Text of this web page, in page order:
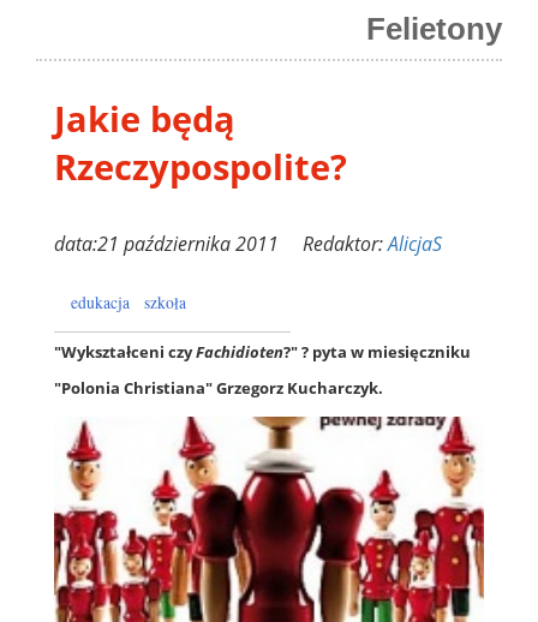
Felietony
Jakie będą
Rzeczypospolite?
data:21 października 2011 Redaktor:AlicjaS
edukacja szkoła
"Wykształceni czyFachidioten?" ? pyta w miesięczniku
"Polonia Christiana" Grzegorz Kucharczyk.